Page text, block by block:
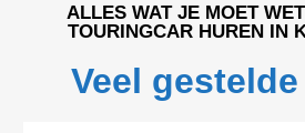
ALLES WAT JE MOET
TOURINGCAR HUREN IN
Veel